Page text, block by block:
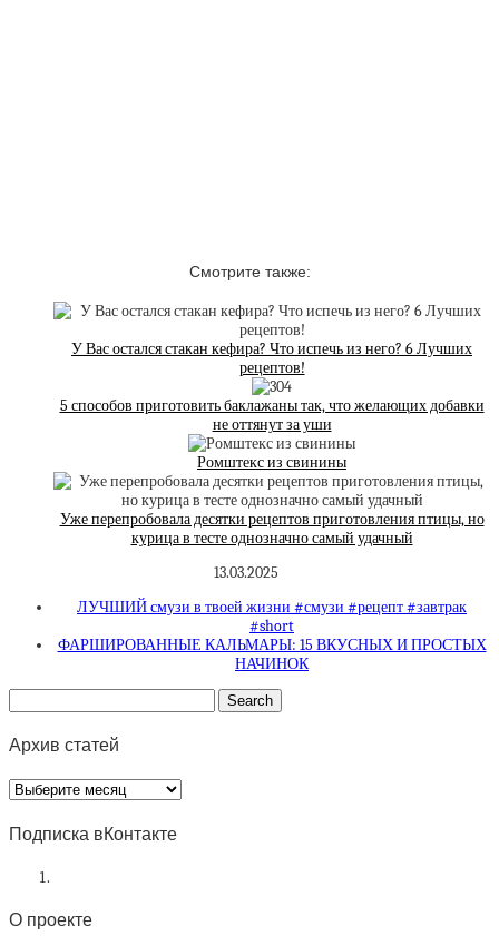
Смотрите также:
У Вас остался стакан кефира? Что испечь из него? 6 Лучших
рецептов!
5 способов приготовить баклажаны так, что желающих добавки
не оттянут за уши
Ромштекс из свинины
Уже перепробовала десятки рецептов приготовления птицы, но
курица в тесте однозначно самый удачный
13.03.2025
ЛУЧШИЙ смузи в твоей жизни #смузи #рецепт #завтрак
#short
ФАРШИРОВАННЫЕ КАЛЬМАРЫ: 15 ВКУСНЫХ И ПРОСТЫХ
НАЧИНОК
Архив статей
Архив
статей
Подписка вКонтакте
О проекте